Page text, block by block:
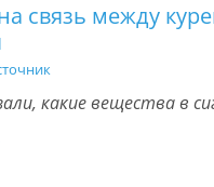
связь между
какие вещества в